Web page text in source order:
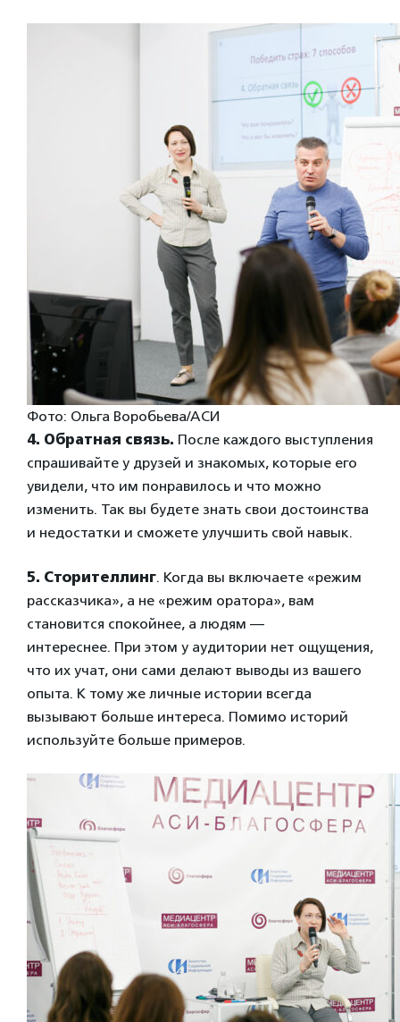
Фото: Ольга Воробьева/АСИ
4. Обратная связь. После каждого выступления
спрашивайте у друзей и знакомых, которые его
увидели, что им понравилось и что можно
изменить. Так вы будете знать свои достоинства
и недостатки и сможете улучшить свой навык.
5. Сторителлинг. Когда вы включаете «режим
рассказчика», а не «режим оратора», вам
становится спокойнее, а людям —
интереснее. При этом у аудитории нет ощущения,
что их учат, они сами делают выводы из вашего
опыта. К тому же личные истории всегда
вызывают больше интереса. Помимо историй
используйте больше примеров.